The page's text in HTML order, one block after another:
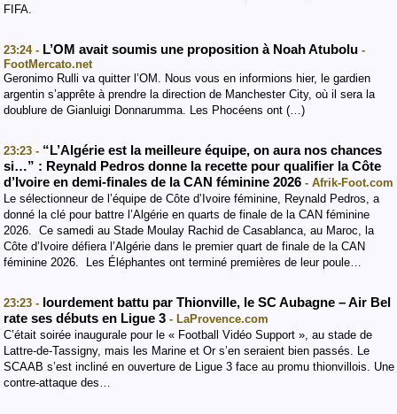
FIFA.
23:24 - L’OM avait soumis une proposition à Noah Atubolu -
FootMercato.net
Geronimo Rulli va quitter l’OM. Nous vous en informions hier, le gardien
argentin s’apprête à prendre la direction de Manchester City, où il sera la
doublure de Gianluigi Donnarumma. Les Phocéens ont (…)
23:23 - “L’Algérie est la meilleure équipe, on aura nos chances
si…” : Reynald Pedros donne la recette pour qualifier la Côte
d’Ivoire en demi-finales de la CAN féminine 2026 - Afrik-Foot.com
Le sélectionneur de l’équipe de Côte d’Ivoire féminine, Reynald Pedros, a
donné la clé pour battre l’Algérie en quarts de finale de la CAN féminine
2026. Ce samedi au Stade Moulay Rachid de Casablanca, au Maroc, la
Côte d’Ivoire défiera l’Algérie dans le premier quart de finale de la CAN
féminine 2026. Les Éléphantes ont terminé premières de leur poule…
23:23 - lourdement battu par Thionville, le SC Aubagne – Air Bel
rate ses débuts en Ligue 3 - LaProvence.com
C’était soirée inaugurale pour le « Football Vidéo Support », au stade de
Lattre-de-Tassigny, mais les Marine et Or s’en seraient bien passés. Le
SCAAB s’est incliné en ouverture de Ligue 3 face au promu thionvillois. Une
contre-attaque des…